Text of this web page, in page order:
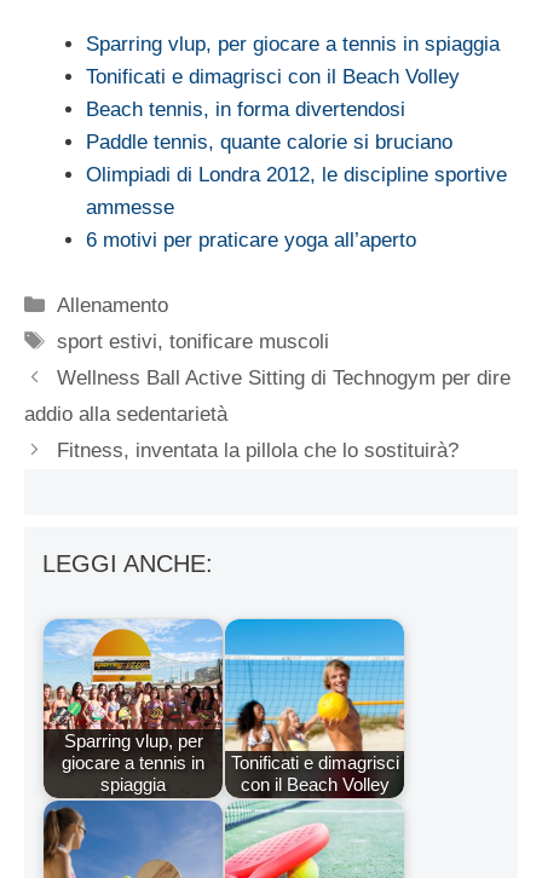
Sparring vlup, per giocare a tennis in spiaggia
Tonificati e dimagrisci con il Beach Volley
Beach tennis, in forma divertendosi
Paddle tennis, quante calorie si bruciano
Olimpiadi di Londra 2012, le discipline sportive
ammesse
6 motivi per praticare yoga all’aperto
Categorie
Allenamento
Tag
sport estivi,tonificare muscoli
Wellness Ball Active Sitting di Technogym per dire
addio alla sedentarietà
Fitness, inventata la pillola che lo sostituirà?
LEGGI ANCHE:
Sparring vlup, per
giocare a tennis in
spiaggia
Tonificati e dimagrisci
con il Beach Volley